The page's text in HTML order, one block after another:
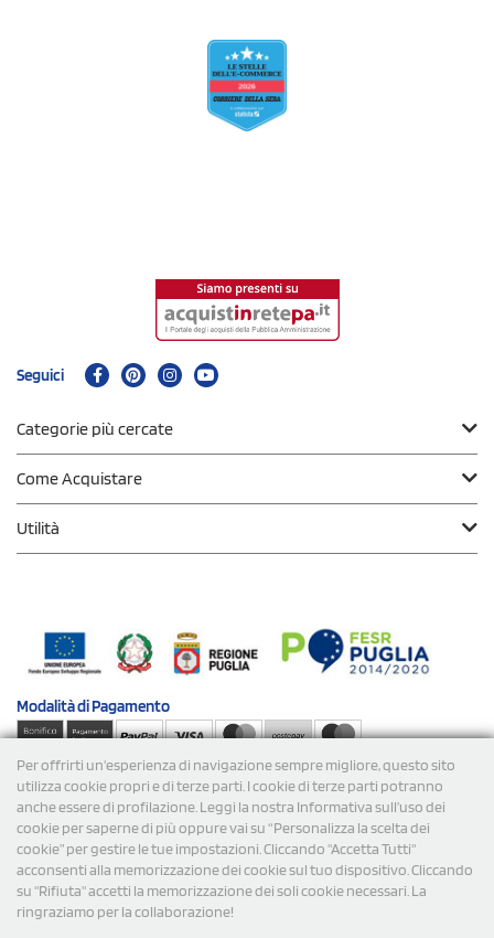
Per offrirti un'esperienza di navigazione sempre migliore, questo sito
utilizza cookie propri e di terze parti. I cookie di terze parti potranno
anche essere di profilazione. Leggi la nostra Informativa sull’uso dei
cookie per saperne di più oppure vai su “Personalizza la scelta dei
cookie” per gestire le tue impostazioni. Cliccando "Accetta Tutti"
acconsenti alla memorizzazione dei cookie sul tuo dispositivo. Cliccando
su "Rifiuta" accetti la memorizzazione dei soli cookie necessari. La
ringraziamo per la collaborazione!
Seguici
Categorie più cercate
Come Acquistare
Utilità
Modalità diPagamento
Spedizioni